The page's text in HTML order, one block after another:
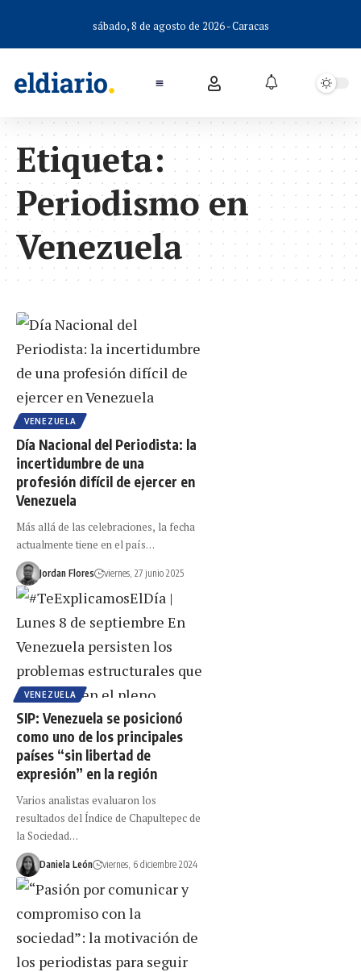
sábado, 8 de agosto de 2026 - Caracas
Etiqueta:
Periodismo en
Venezuela
VENEZUELA
Día Nacional del Periodista: la
incertidumbre de una
profesión difícil de ejercer en
Venezuela
Más allá de las celebraciones, la fecha
actualmente tiene en el país…
Jordan Flores viernes, 27 junio 2025
VENEZUELA
SIP: Venezuela se posicionó
como uno de los principales
países “sin libertad de
expresión” en la región
Varios analistas evaluaron los
resultados del Índice de Chapultepec de
la Sociedad…
Daniela León viernes, 6 diciembre 2024